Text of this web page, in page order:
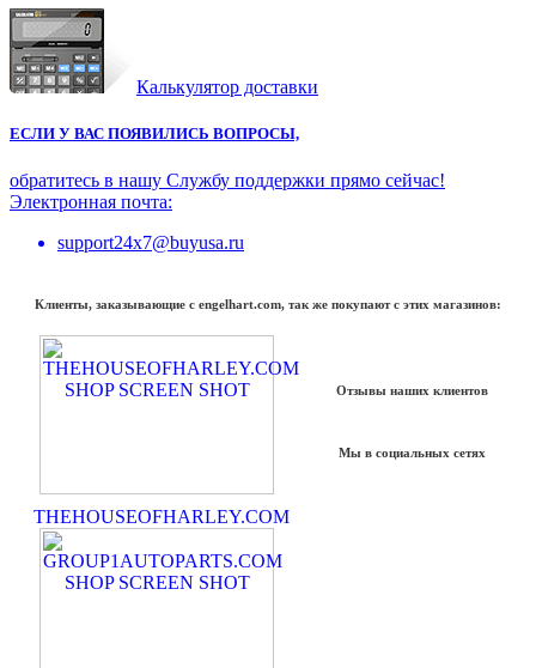
Калькулятор доставки
ЕСЛИ У ВАС ПОЯВИЛИСЬ ВОПРОСЫ,
обратитесь в нашу Службу поддержки прямо сейчас!
Электронная почта:
support24x7@buyusa.ru
Клиенты, заказывающие с engelhart.com, так же покупают с этих магазинов:
THEHOUSEOFHARLEY.COM
Отзывы наших клиентов
Мы в социальных сетях